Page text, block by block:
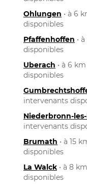
Ohlungen • à 6
disponibles
Pfaffenhoffen •
disponibles
Uberach • à 6
disponibles
intervenants
Niederbronn-
intervenants
Brumath • à 15
disponibles
La Walck • à 8
disponibles